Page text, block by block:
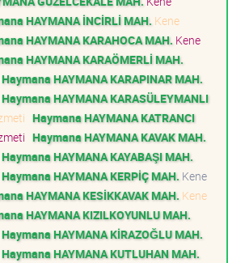
HAYMANA İNCİRLİ MAH. Kene
HAYMANA KARAHOCA MAH. Kene
HAYMANA KARAÖMERLİ MAH.
Haymana HAYMANA KARAPINAR MAH.
Haymana HAYMANA KARASÜLEYMANLI
Haymana HAYMANA KATRANCI
Haymana HAYMANA KAVAK MAH.
Haymana HAYMANA KAYABAŞI MAH.
Haymana HAYMANA KERPİÇ MAH. Kene
HAYMANA KESİKKAVAK MAH. Kene
HAYMANA KIZILKOYUNLU MAH.
Haymana HAYMANA KİRAZOĞLU MAH.
Haymana HAYMANA KUTLUHAN MAH.